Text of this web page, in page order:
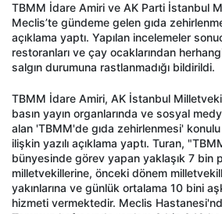
TBMM İdare Amiri ve AK Parti İstanbul
Meclis’te gündeme gelen gıda
açıklama yaptı. Yapılan incelemeler
restoranları ve çay ocaklarından
salgın durumuna rastlanmadığı bildirildi.
TBMM İdare Amiri, AK İstanbul
basın yayın organlarında ve sosyal
alan 'TBMM'de gıda zehirlenmesi'
ilişkin yazılı açıklama yaptı. Turan,
bünyesinde görev yapan yaklaşık 7 bin
milletvekillerine, önceki dönem
yakınlarına ve günlük ortalama 10 bini
hizmeti vermektedir. Meclis